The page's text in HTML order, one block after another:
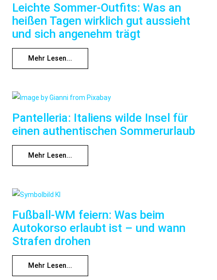
Leichte Sommer-Outfits: Was an
heißen Tagen wirklich gut aussieht
und sich angenehm trägt
Mehr Lesen...
Pantelleria: Italiens wilde Insel für
einen authentischen Sommerurlaub
Mehr Lesen...
Fußball-WM feiern: Was beim
Autokorso erlaubt ist – und wann
Strafen drohen
Mehr Lesen...